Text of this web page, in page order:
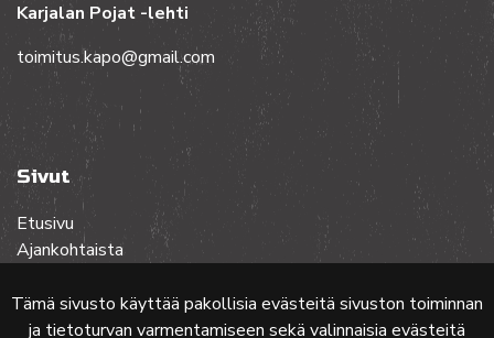
Tämä sivusto käyttää pakollisia evästeitä sivuston toiminnan
ja tietoturvan varmentamiseen sekä valinnaisia evästeitä
Karjalan Pojat -lehti
toimitus.kapo@gmail.com
Sivut
Etusivu
Ajankohtaista
Lehdet
Yhteistyössä